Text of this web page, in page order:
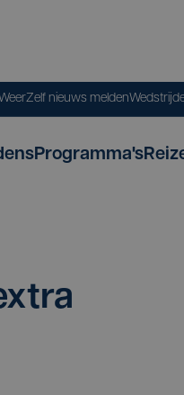
Zelf nieuws melden
Programma's